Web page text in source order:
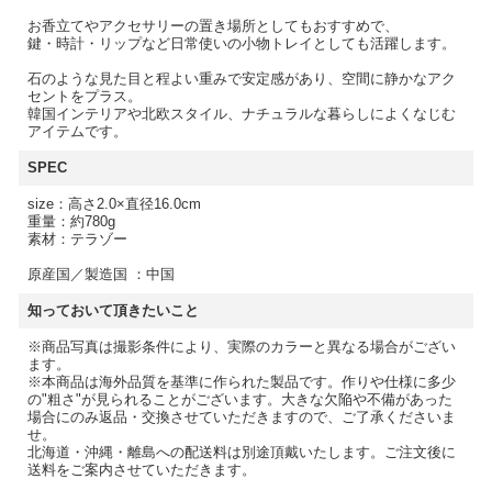
お香立てやアクセサリーの置き場所としてもおすすめで、
鍵・時計・リップなど日常使いの小物トレイとしても活躍します。
石のような見た目と程よい重みで安定感があり、空間に静かなアク
セントをプラス。
韓国インテリアや北欧スタイル、ナチュラルな暮らしによくなじむ
アイテムです。
SPEC
size：高さ2.0×直径16.0cm
重量：約780g
素材：テラゾー
原産国／製造国 ：中国
知っておいて頂きたいこと
※商品写真は撮影条件により、実際のカラーと異なる場合がござい
ます。
※本商品は海外品質を基準に作られた製品です。作りや仕様に多少
の"粗さ"が見られることがございます。大きな欠陥や不備があった
場合にのみ返品・交換させていただきますので、ご了承くださいま
せ。
北海道・沖縄・離島への配送料は別途頂戴いたします。ご注文後に
送料をご案内させていただきます。